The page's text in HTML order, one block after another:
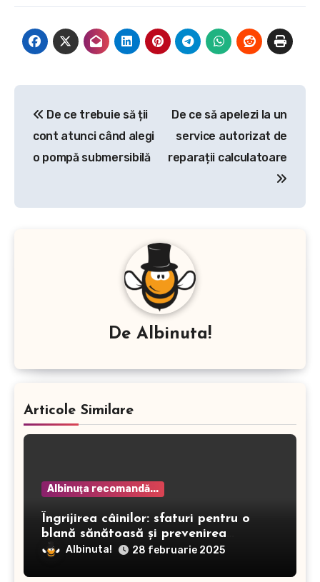
articole
De ce trebuie să ții
cont atunci când alegi
o pompă submersibilă
De ce să apelezi la un
service autorizat de
reparații calculatoare
De Albinuta!
Articole Similare
Albinuţa recomandă...
Îngrijirea câinilor: sfaturi pentru o
blană sănătoasă și prevenirea
dermatitei
Albinuta! 28 februarie 2025